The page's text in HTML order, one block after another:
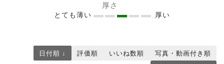
厚さ
とても薄い 厚い
日付順 ↓ 評価順 いいね数順 写真・動画付き順